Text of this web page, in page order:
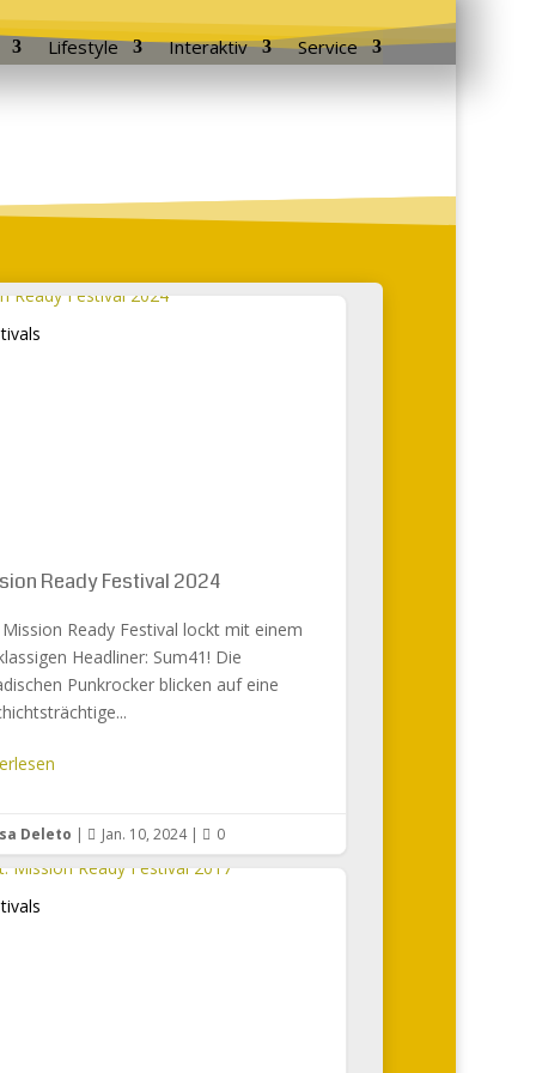
Lifestyle Interaktiv Service
Ready Festival 2024
Ready Festival lockt mit einem
Headliner: Sum41! Die
Punkrocker blicken auf eine
Deleto |  Jan. 10, 2024|  0